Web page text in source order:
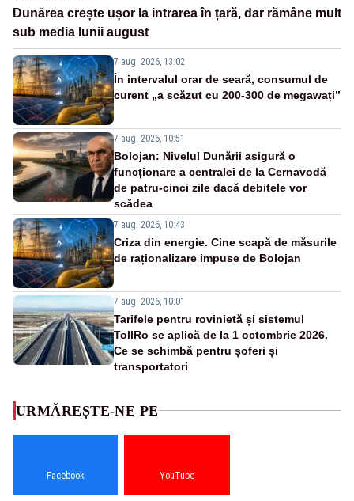
Dunărea crește ușor la intrarea în țară, dar rămâne mult
sub media lunii august
7 aug. 2026, 13:02
În intervalul orar de seară, consumul de
curent „a scăzut cu 200-300 de megawați”
7 aug. 2026, 10:51
Bolojan: Nivelul Dunării asigură o
funcționare a centralei de la Cernavodă
de patru-cinci zile dacă debitele vor
scădea
7 aug. 2026, 10:43
Criza din energie. Cine scapă de măsurile
de raționalizare impuse de Bolojan
7 aug. 2026, 10:01
Tarifele pentru rovinietă și sistemul
TollRo se aplică de la 1 octombrie 2026.
Ce se schimbă pentru șoferi și
transportatori
URMĂREȘTE-NE PE
Facebook YouTube